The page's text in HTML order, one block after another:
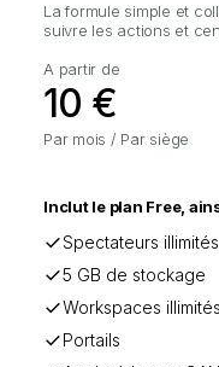
La formule simple et
suivre les actions et
A partir de
10 €
Par mois / Par siège
Inclut le plan Free,
Spectateurs
5 GB de stockage
Workspaces illimités
Portails